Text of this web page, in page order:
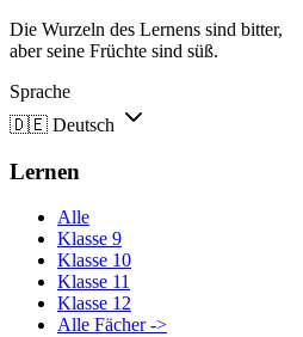
Die Wurzeln des Lernens sind bitter,
aber seine Früchte sind süß.
Sprache
🇩🇪 Deutsch
Lernen
Alle
Klasse 9
Klasse 10
Klasse 11
Klasse 12
Alle Fächer ->